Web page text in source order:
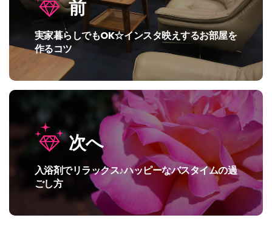
稿
ナ
ビ
ゲ
ー
シ
ョ
ン
前
過
去
投
稿:
実家暮らしでもOK☆インスタ映えするお部屋を
作るコツ
次へ
次
の
投
稿:
入浴剤でリラックス♪ハッピーなバスタイムの過
ごし方